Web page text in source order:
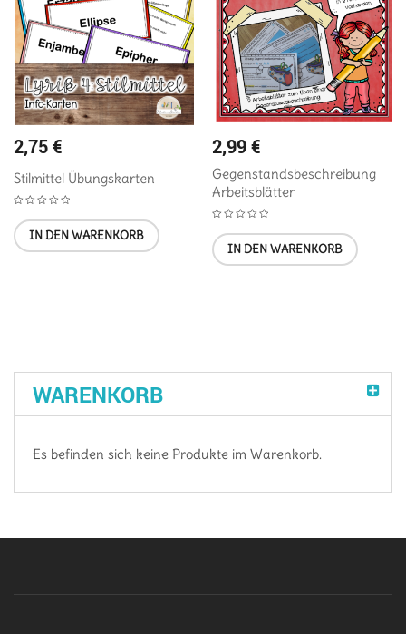
2,75€
Stilmittel Übungskarten
IN DEN WARENKORB
2,99€
Gegenstandsbeschreibung
Arbeitsblätter
IN DEN WARENKORB
WARENKORB
Es befinden sich keine Produkte im Warenkorb.